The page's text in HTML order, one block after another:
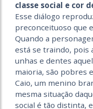
classe social e cor
Esse diálogo
preconceituoso que
Quando a
está se traindo, pois
unhas e dentes
maioria, são pobres
Caio, um menino
mesma situação
social é tão distinta,